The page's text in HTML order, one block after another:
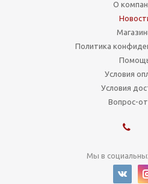
О
Политика
Условия
Условия
Вопрос-
Мы в